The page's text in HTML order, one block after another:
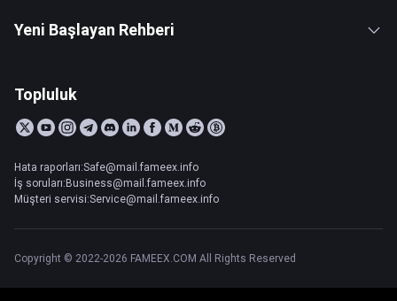
Yeni Başlayan Rehberi
Topluluk
Hata raporları:Safe@mail.fameex.info
İş soruları:Business@mail.fameex.info
Müşteri servisi:Service@mail.fameex.info
Copyright © 2022-2026 FAMEEX.COM All Rights Reserved